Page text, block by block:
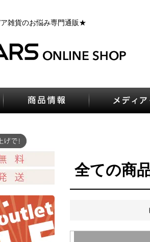
雑貨のお悩み専門通販★
全ての商